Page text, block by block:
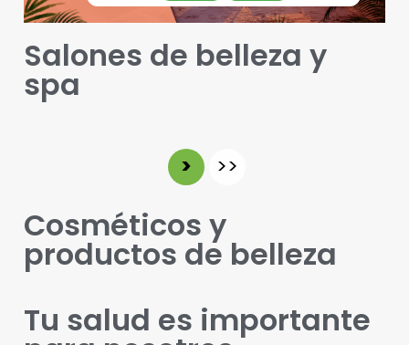
Salones de belleza y
spa
> >>
Cosméticos y
productos de belleza
Tu salud es importante